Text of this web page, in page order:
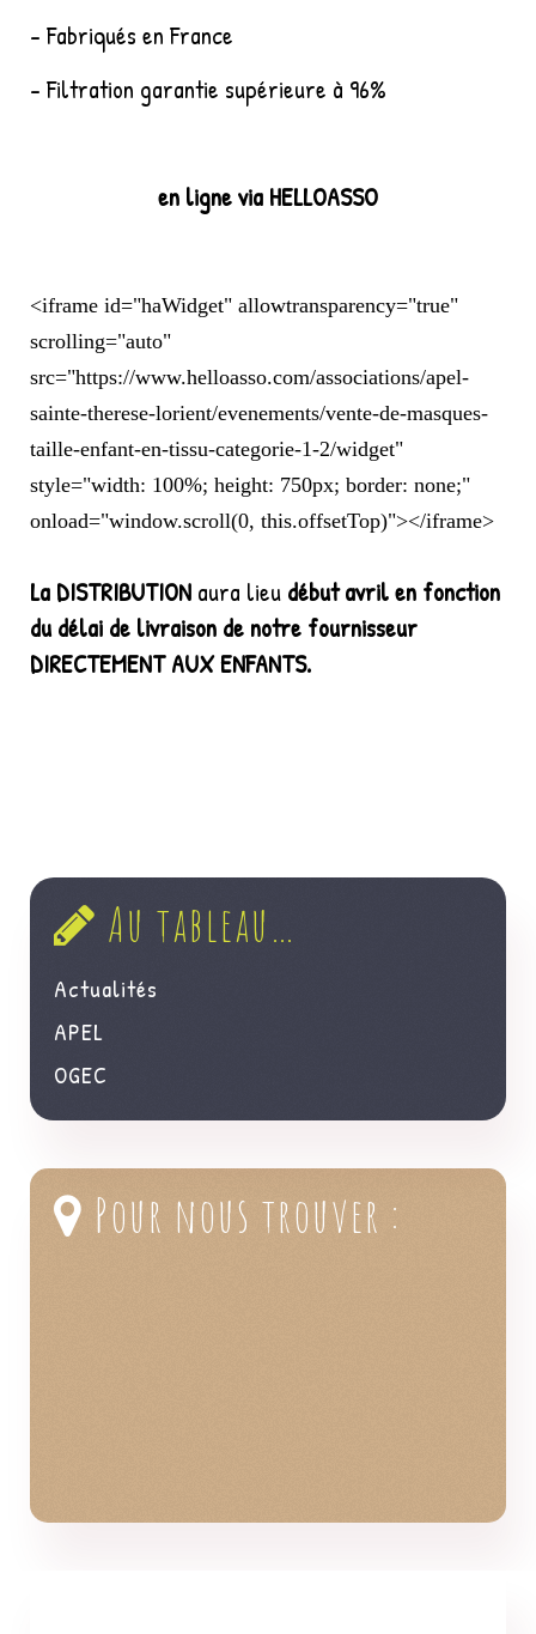
- Fabriqués en France
- Filtration garantie supérieure à 96%
en ligne via HELLOASSO
<iframe id="haWidget" allowtransparency="true"
scrolling="auto"
src="https://www.helloasso.com/associations/apel-
sainte-therese-lorient/evenements/vente-de-masques-
taille-enfant-en-tissu-categorie-1-2/widget"
style="width: 100%; height: 750px; border: none;"
onload="window.scroll(0, this.offsetTop)"></iframe>
La DISTRIBUTION aura lieu début avril en fonction
du délai de livraison de notre fournisseur
DIRECTEMENT AUX ENFANTS.
Au tableau…
Actualités
APEL
OGEC
Pour nous trouver :